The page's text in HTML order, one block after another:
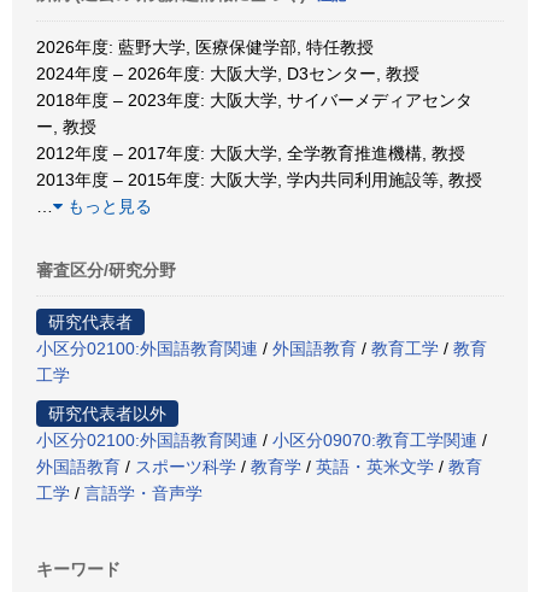
2026年度: 藍野大学, 医療保健学部, 特任教授
2024年度 – 2026年度: 大阪大学, D3センター, 教授
2018年度 – 2023年度: 大阪大学, サイバーメディアセンタ
ー, 教授
2012年度 – 2017年度: 大阪大学, 全学教育推進機構, 教授
2013年度 – 2015年度: 大阪大学, 学内共同利用施設等, 教授
もっと見る
審査区分/研究分野
研究代表者
小区分02100:外国語教育関連 / 外国語教育 / 教育工学 / 教育
工学
研究代表者以外
小区分02100:外国語教育関連 / 小区分09070:教育工学関連 /
外国語教育 / スポーツ科学 / 教育学 / 英語・英米文学 / 教育
工学 / 言語学・音声学
キーワード